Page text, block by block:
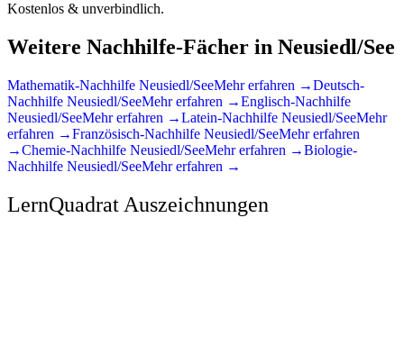
Kostenlos & unverbindlich.
Weitere Nachhilfe-Fächer in Neusiedl/See
Mathematik-Nachhilfe Neusiedl/SeeMehr erfahren →Deutsch-
Nachhilfe Neusiedl/SeeMehr erfahren →Englisch-Nachhilfe
Neusiedl/SeeMehr erfahren →Latein-Nachhilfe Neusiedl/SeeMehr
erfahren →Französisch-Nachhilfe Neusiedl/SeeMehr erfahren
→Chemie-Nachhilfe Neusiedl/SeeMehr erfahren →Biologie-
Nachhilfe Neusiedl/SeeMehr erfahren →
LernQuadrat Auszeichnungen